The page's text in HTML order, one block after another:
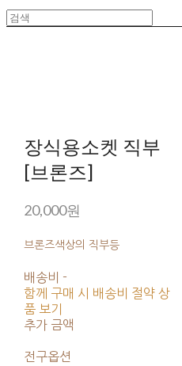
장식용소켓 직부
[브론즈]
20,000원
브론즈색상의 직부등
배송비 -
함께 구매 시 배송비 절약 상
품 보기
추가 금액
전구옵션